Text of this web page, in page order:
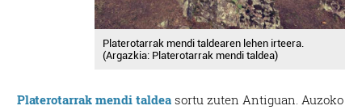
Platerotarrak mendi taldearen lehen irteera.
(Argazkia: Platerotarrak mendi taldea)
Platerotarrak mendi taldea sortu zuten Antiguan. Auzoko